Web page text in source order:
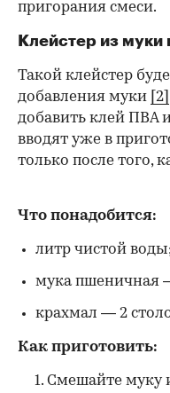
пригорания смеси.
Клейстер из муки
Такой клейстер
добавления муки [2]
добавить клей ПВА
вводят уже в
только после того,
Что понадобится:
литр чистой
мука пшеничная
крахмал — 2
Как приготовить:
Смешайте муку